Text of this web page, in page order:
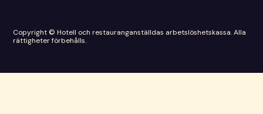
Copyright © Hotell och restauranganställdas arbetslöshetskassa. Alla
rättigheter förbehålls.